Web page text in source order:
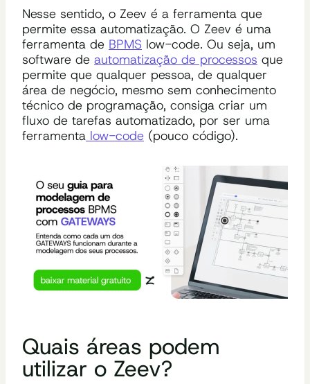
Nesse sentido, o Zeev é a ferramenta que
permite essa automatização. O Zeev é uma
ferramenta de BPMS low-code. Ou seja, um
software de automatização de processos que
permite que qualquer pessoa, de qualquer
área de negócio, mesmo sem conhecimento
técnico de programação, consiga criar um
fluxo de tarefas automatizado, por ser uma
ferramenta low-code (pouco código).
Quais áreas podem
utilizar o Zeev?